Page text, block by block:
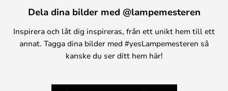
Dela dina bilder med @lampemesteren
Inspirera och låt dig inspireras, från ett unikt hem till ett
annat. Tagga dina bilder med #yesLampemesteren så
kanske du ser ditt hem här!